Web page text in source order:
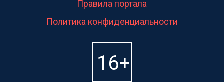
Правила портала
Политика конфиденциальности